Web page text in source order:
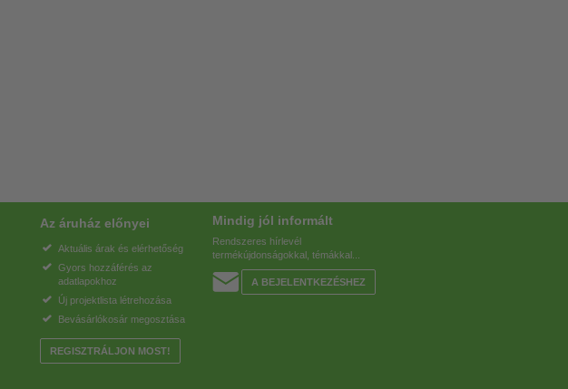
Az áruház előnyei
Aktuális árak és elérhetőség
Gyors hozzáférés az
adatlapokhoz
Új projektlista létrehozása
Bevásárlókosár megosztása
REGISZTRÁLJON MOST!
Mindig jól informált
Rendszeres hírlevél
termékújdonságokkal, témákkal...
A BEJELENTKEZÉSHEZ